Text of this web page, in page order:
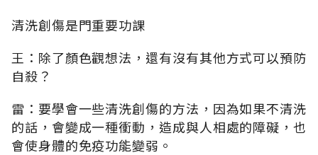
清洗創傷是門重要功課
王：除了顏色觀想法，還有沒有其他方式可以預防
自殺？
雷：要學會一些清洗創傷的方法，因為如果不清洗
的話，會變成一種衝動，造成與人相處的障礙，也
會使身體的免疫功能變弱。